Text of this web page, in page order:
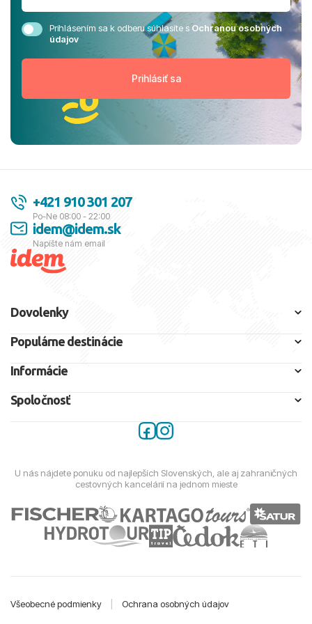
Prihlásením sa k odberu súhlasíte sOchranou osobných
údajov
+421 910 301 207
Po-Ne 08:00 - 22:00
idem@idem.sk
Napíšte nám email
Dovolenky
Populárne destinácie
Informácie
Spoločnosť
U nás nájdete ponuku od najlepších Slovenských, ale aj zahraničných
cestovných kancelárií na jednom mieste
Všeobecné podmienky Ochrana osobných údajov